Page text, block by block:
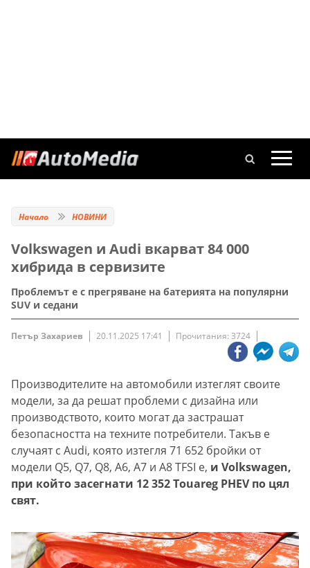
Начало НОВИНИ
Volkswagen и Audi вкарват 84 000
хибрида в сервизите
Проблемът е с прегряване на батерията на популярни
SUV и седани
Петър Захариев 20.11.2025 17:41 Прочитания: 3724
Производителите на автомобили изтеглят своите
модели, за да решат проблеми с дизайна или
производството, които могат да застрашат
безопасността на техните потребители. Такъв е
случаят с Audi, която изтегля 71 652 бройки от
модели Q5, Q7, Q8, A6, A7 и A8 TFSI e, и Volkswagen,
при който засегнати 12 352 Touareg PHEV по цял
свят.